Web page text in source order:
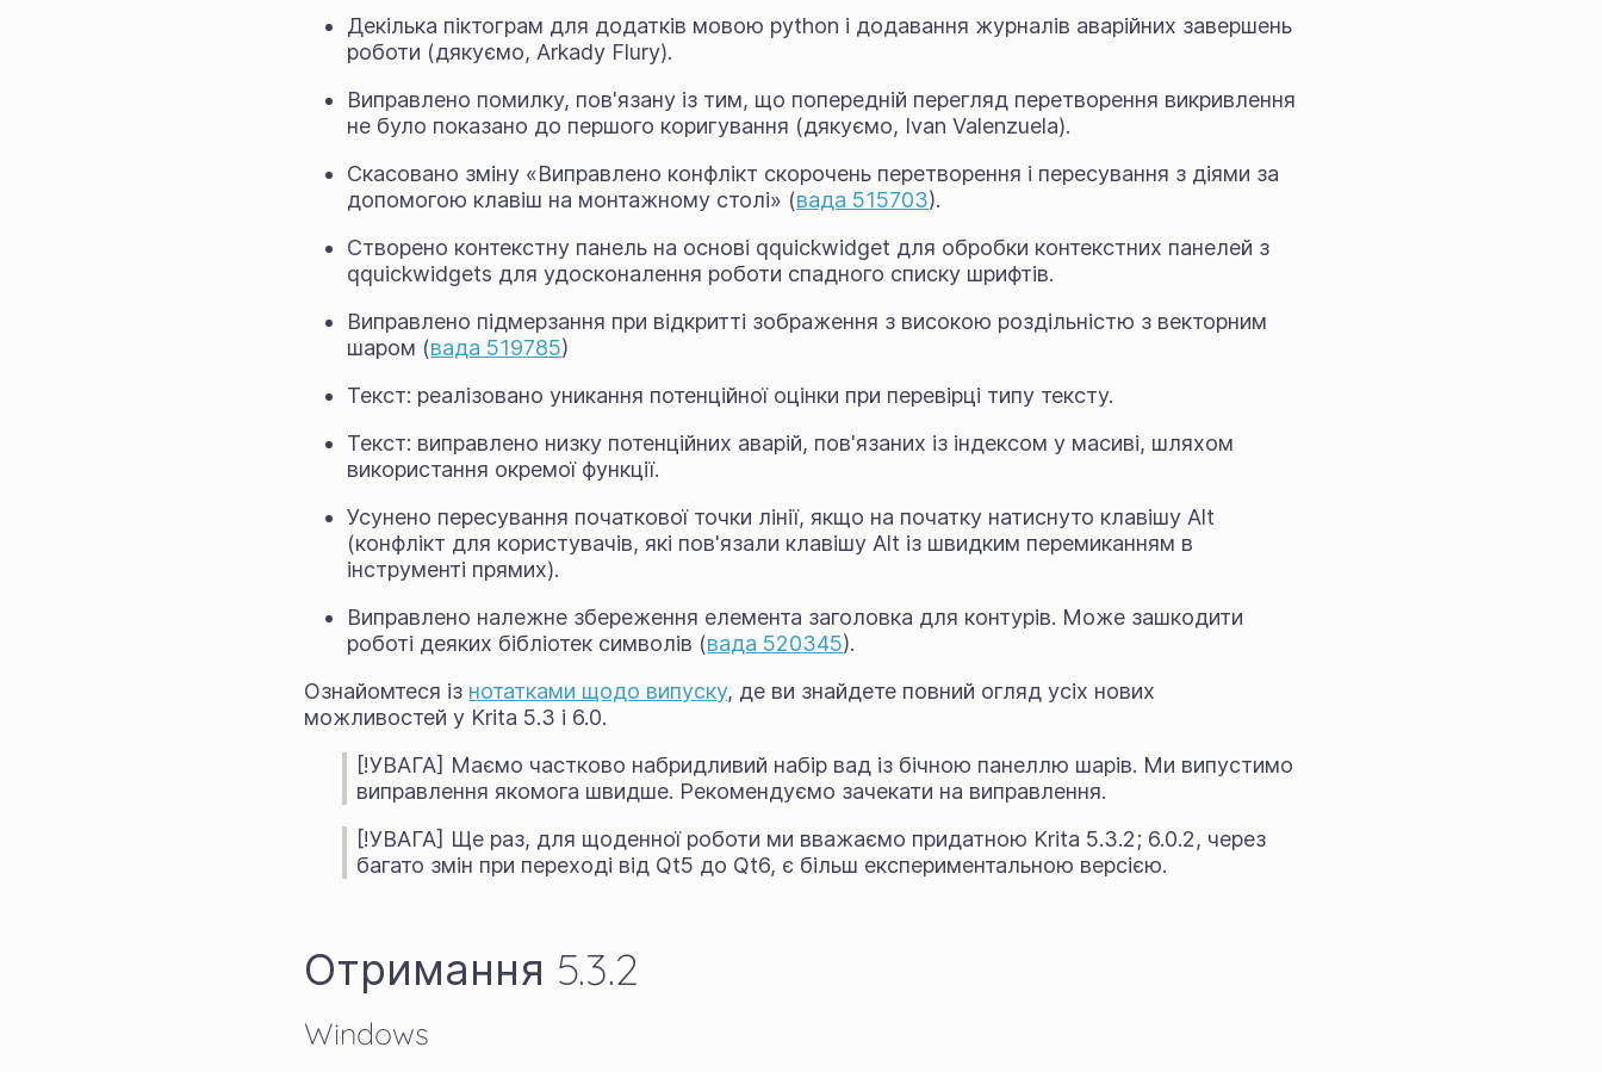
Декілька піктограм для додатків мовою python і додавання журналів аварійних завершень
роботи (дякуємо, Arkady Flury).
Виправлено помилку, пов'язану із тим, що попередній перегляд перетворення викривлення
не було показано до першого коригування (дякуємо, Ivan Valenzuela).
Скасовано зміну «Виправлено конфлікт скорочень перетворення і пересування з діями за
допомогою клавіш на монтажному столі» (вада 515703).
Створено контекстну панель на основі qquickwidget для обробки контекстних панелей з
qquickwidgets для удосконалення роботи спадного списку шрифтів.
Виправлено підмерзання при відкритті зображення з високою роздільністю з векторним
шаром (вада 519785)
Текст: реалізовано уникання потенційної оцінки при перевірці типу тексту.
Текст: виправлено низку потенційних аварій, пов'язаних із індексом у масиві, шляхом
використання окремої функції.
Усунено пересування початкової точки лінії, якщо на початку натиснуто клавішу Alt
(конфлікт для користувачів, які пов'язали клавішу Alt із швидким перемиканням в
інструменті прямих).
Виправлено належне збереження елемента заголовка для контурів. Може зашкодити
роботі деяких бібліотек символів (вада 520345).
Ознайомтеся із нотатками щодо випуску, де ви знайдете повний огляд усіх нових
можливостей у Krita 5.3 і 6.0.
[!УВАГА] Маємо частково набридливий набір вад із бічною панеллю шарів. Ми випустимо
виправлення якомога швидше. Рекомендуємо зачекати на виправлення.
[!УВАГА] Ще раз, для щоденної роботи ми вважаємо придатною Krita 5.3.2; 6.0.2, через
багато змін при переході від Qt5 до Qt6, є більш експериментальною версією.
Отримання 5.3.2
Windows